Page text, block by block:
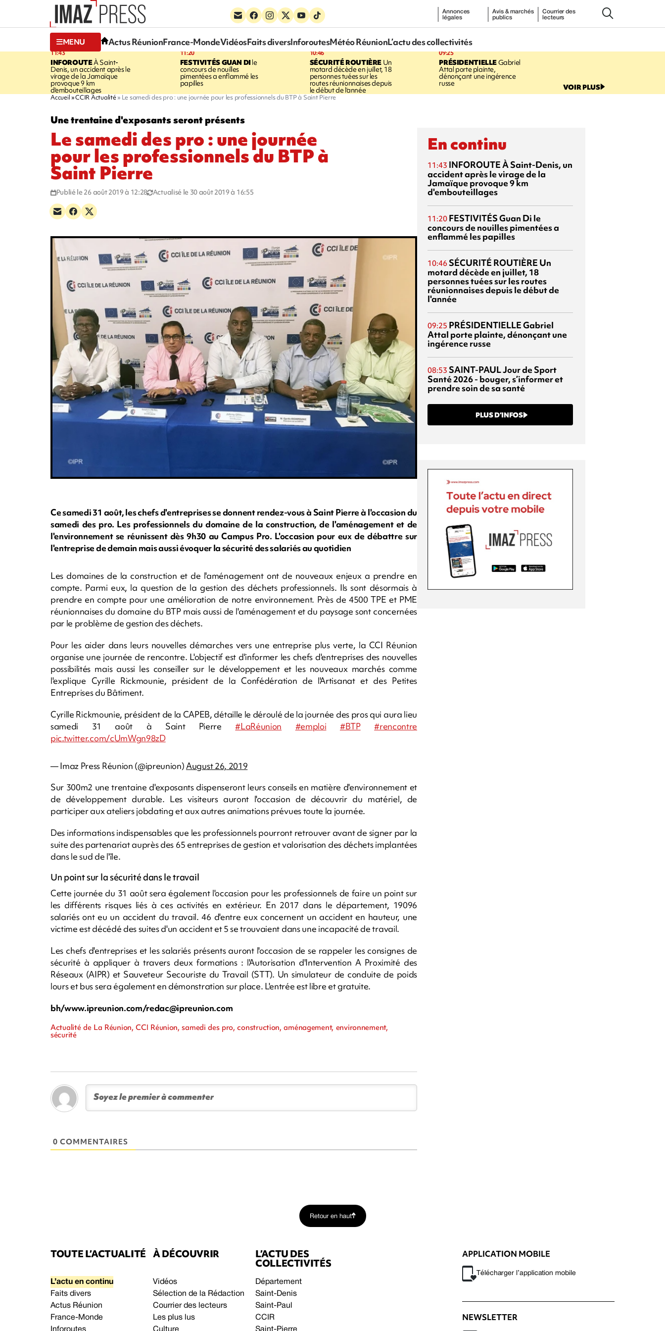
Annonces
légales
Avis & marchés
publics
Courrier des
lecteurs
MENU Actus RéunionFrance-MondeVidéosFaits diversInforoutesMétéo RéunionL’actu des collectivités
11:43
INFOROUTEÀ Saint-
Denis, un accident après le
virage de la Jamaïque
provoque 9 km
d'embouteillages
11:20
FESTIVITÉSGUAN DIle
concours de nouilles
pimentées a enflammé les
papilles
10:46
SÉCURITÉ ROUTIÈRE Un
motard décède en juillet, 18
personnes tuées sur les
routes réunionnaises depuis
le début de l'année
09:25
PRÉSIDENTIELLEGabriel
Attal porte plainte,
dénonçant une ingérence
russe VOIR PLUS
Accueil CCIR Actualité Le samedi des pro : une journée pour les professionnels du BTP à Saint Pierre
Une trentaine d'exposants seront présents
Le samedi des pro : une journée
pour les professionnels du BTP à
Saint Pierre
Publié le 26 août 2019 à 12:28 Actualisé le 30 août 2019 à 16:55
Ce samedi 31 août, les chefs d'entreprises se donnent rendez-vous à Saint Pierre à l'occasion du
samedi des pro. Les professionnels du domaine de la construction, de l'aménagement et de
l'environnement se réunissent dès 9h30 au Campus Pro. L'occasion pour eux de débattre sur
l'entreprise de demain mais aussi évoquer la sécurité des salariés au quotidien
Les domaines de la construction et de l'aménagement ont de nouveaux enjeux a prendre en
compte. Parmi eux, la question de la gestion des déchets professionnels. Ils sont désormais à
prendre en compte pour une amélioration de notre environnement. Près de 4500 TPE et PME
réunionnaises du domaine du BTP mais aussi de l'aménagement et du paysage sont concernées
par le problème de gestion des déchets.
Pour les aider dans leurs nouvelles démarches vers une entreprise plus verte, la CCI Réunion
organise une journée de rencontre. L'objectif est d'informer les chefs d'entreprises des nouvelles
possibilités mais aussi les conseiller sur le développement et les nouveaux marchés comme
l'explique Cyrille Rickmounie, président de la Confédération de l'Artisanat et des Petites
Entreprises du Bâtiment.
Cyrille Rickmounie, président de la CAPEB, détaille le déroulé de la journée des pros qui aura lieu
samedi 31 août à Saint Pierre#LaRéunion #emploi #BTP
#rencontre
pic.twitter.com/cUmWgn98zD
— Imaz Press Réunion (@ipreunion)August 26, 2019
Sur 300m2 une trentaine d'exposants dispenseront leurs conseils en matière d'environnement et
de développement durable. Les visiteurs auront l'occasion de découvrir du matériel, de
participer aux ateliers jobdating et aux autres animations prévues toute la journée.
Des informations indispensables que les professionnels pourront retrouver avant de signer par la
suite des partenariat auprès des 65 entreprises de gestion et valorisation des déchets implantées
dans le sud de l'île.
Un point sur la sécurité dans le travail
Cette journée du 31 août sera également l'occasion pour les professionnels de faire un point sur
les différents risques liés à ces activités en extérieur. En 2017 dans le département, 19096
salariés ont eu un accident du travail. 46 d'entre eux concernent un accident en hauteur, une
victime est décédé des suites d'un accident et 5 se trouvaient dans une incapacité de travail.
Les chefs d'entreprises et les salariés présents auront l'occasion de se rappeler les consignes de
sécurité à appliquer à travers deux formations : l'Autorisation d'Intervention A Proximité des
Réseaux (AIPR) et Sauveteur Secouriste du Travail (STT). Un simulateur de conduite de poids
lours et bus sera également en démonstration sur place. L'entrée est libre et gratuite.
bh/www.ipreunion.com/redac@ipreunion.com
Actualité de La Réunion, CCI Réunion, samedi des pro, construction, aménagement, environnement,
sécurité
0 COMMENTAIRES
En continu
11:43 INFOROUTEÀ Saint-Denis, un
accident après le virage de la
Jamaïque provoque 9 km
d'embouteillages
11:20 FESTIVITÉSGuan Di le
concours de nouilles pimentées a
enflammé les papilles
10:46 SÉCURITÉ ROUTIÈRE Un
motard décède en juillet, 18
personnes tuées sur les routes
réunionnaises depuis le début de
l'année
09:25 PRÉSIDENTIELLEGabriel
Attal porte plainte, dénonçant une
ingérence russe
08:53 SAINT-PAULJour de Sport
Santé 2026 - bouger, s’informer et
prendre soin de sa santé
PLUS D’INFOS
Retour en haut
TOUTE L’ACTUALITÉ
L’actu en continu
Faits divers
Actus Réunion
France-Monde
Inforoutes
À DÉCOUVRIR
Vidéos
Sélection de la Rédaction
Courrier des lecteurs
Les plus lus
Culture
L’ACTU DES
COLLECTIVITÉS
Département
Saint-Denis
Saint-Paul
CCIR
Saint-Pierre
APPLICATION MOBILE
Télécharger l’application mobile
NEWSLETTER